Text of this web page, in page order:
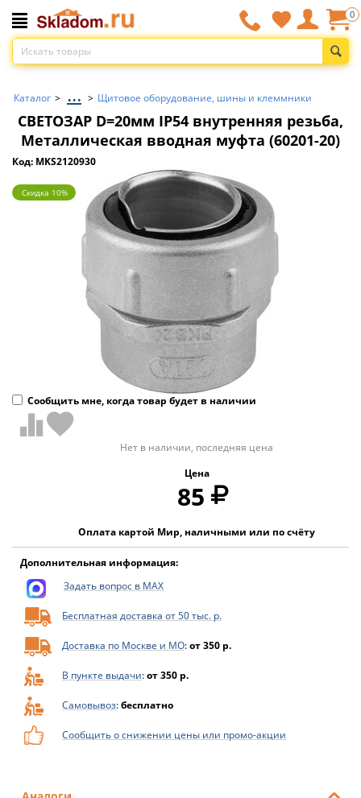
0
Каталог > ... > Щитовое оборудование, шины и клеммники
СВЕТОЗАР D=20мм IP54 внутренняя резьба,
Металлическая вводная муфта (60201-20)
Код: MKS2120930
Скидка 10%
Сообщить мне, когда товар будет в наличии
Нет в наличии, последняя цена
Цена
85
Оплата картой Мир, наличными или по счёту
Дополнительная информация:
Задать вопрос в MAX
Бесплатная доставка от 50 тыс. р.
Доставка по Москве и МО:от 350 р.
В пункте выдачи:от 350 р.
Самовывоз:бесплатно
Сообщить о снижении цены или промо-акции